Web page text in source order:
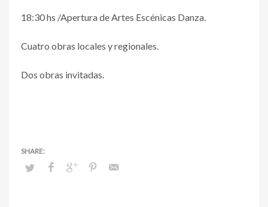
18:30 hs /Apertura de Artes Escénicas Danza.
Cuatro obras locales y regionales.
Dos obras invitadas.